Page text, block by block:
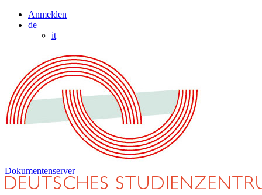
Anmelden
de
it
Dokumentenserver